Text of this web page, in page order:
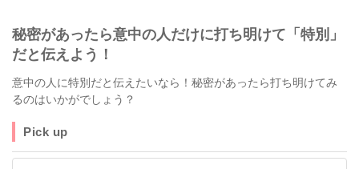
秘密があったら意中の人だけに打ち明けて「特別」
だと伝えよう！
意中の人に特別だと伝えたいなら！秘密があったら打ち明けてみ
るのはいかがでしょう？
Pick up